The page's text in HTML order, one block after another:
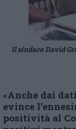
Il sindaco David
«Anche dai
evince
positività al C